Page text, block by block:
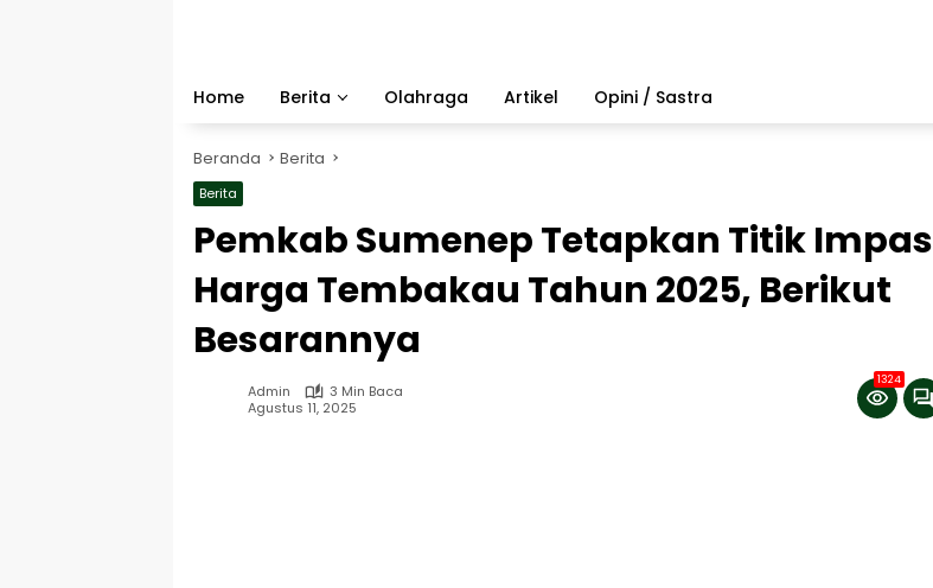
Home
Berita Olahraga Artikel Opini / Sastra
Beranda Berita
Berita
Pemkab Sumenep Tetapkan Titik Impas
Harga Tembakau Tahun 2025, Berikut
Besarannya
Admin
3 Min Baca
Agustus 11, 2025
1324